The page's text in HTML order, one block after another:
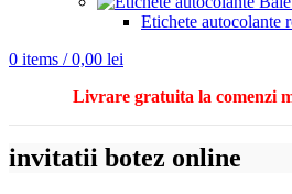
Etichete autocolante
0 items / 0,00 lei
Livrare gratuita la comenzi
invitatii botez online